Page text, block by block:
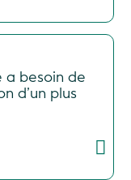
a besoin de
d’un plus